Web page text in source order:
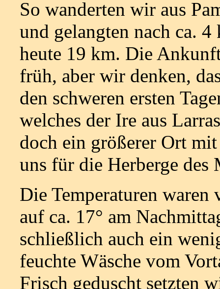
So wanderten wir aus
und gelangten nach ca.
heute 19 km. Die
früh, aber wir denken,
den schweren ersten
welches der Ire aus
doch ein größerer Ort
uns für die Herberge des
Die Temperaturen waren
auf ca. 17° am
schließlich auch ein
feuchte Wäsche vom
Frisch geduscht setzten